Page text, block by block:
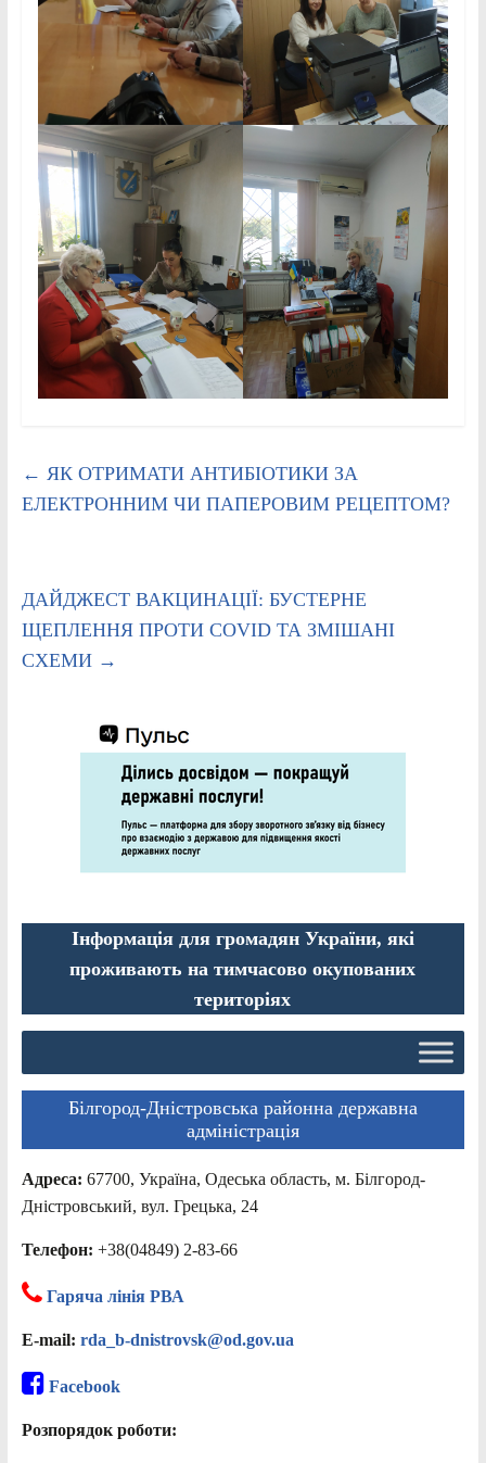
← ЯК ОТРИМАТИ АНТИБІОТИКИ ЗА
ЕЛЕКТРОННИМ ЧИ ПАПЕРОВИМ РЕЦЕПТОМ?
ДАЙДЖЕСТ ВАКЦИНАЦІЇ: БУСТЕРНЕ
ЩЕПЛЕННЯ ПРОТИ COVID ТА ЗМІШАНІ
СХЕМИ →
Інформація для громадян України, які
проживають на тимчасово окупованих
територіях
Білгород-Дністровська районна державна
адміністрація
Адреса: 67700, Україна, Одеська область, м. Білгород-
Дністровський, вул. Грецька, 24
Телефон: +38(04849) 2-83-66
Гаряча лінія РВА
E-mail: rda_b-dnistrovsk@od.gov.ua
Facebook
Розпорядок роботи: